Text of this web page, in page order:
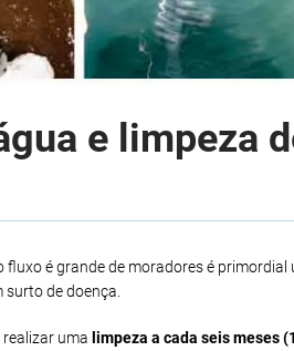
e limpeza
fluxo é grande de moradores é
de doença.
realizar uma limpeza a cada seis meses